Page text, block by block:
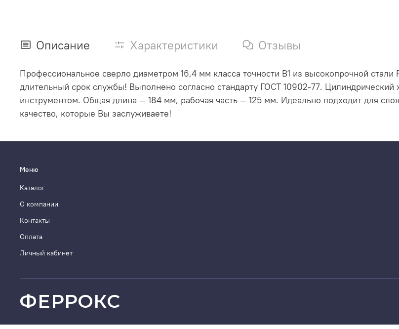
Описание Характеристики Отзывы
Профессиональное сверло диаметром 16,4 мм класса точности В1 из высокопрочной
длительный срок службы! Выполнено согласно стандарту ГОСТ 10902-77. Цилиндрический
инструментом. Общая длина — 184 мм, рабочая часть — 125 мм. Идеально подходит для
качество, которые Вы заслуживаете!
Меню
Каталог
О компании
Контакты
Оплата
Личный кабинет
ФЕРРОКС